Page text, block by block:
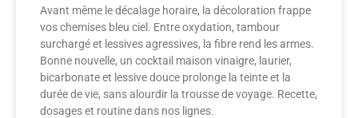
Avant même le décalage horaire, la décoloration frappe
vos chemises bleu ciel. Entre oxydation, tambour
surchargé et lessives agressives, la fibre rend les armes.
Bonne nouvelle, un cocktail maison vinaigre, laurier,
bicarbonate et lessive douce prolonge la teinte et la
durée de vie, sans alourdir la trousse de voyage. Recette,
dosages et routine dans nos lignes.